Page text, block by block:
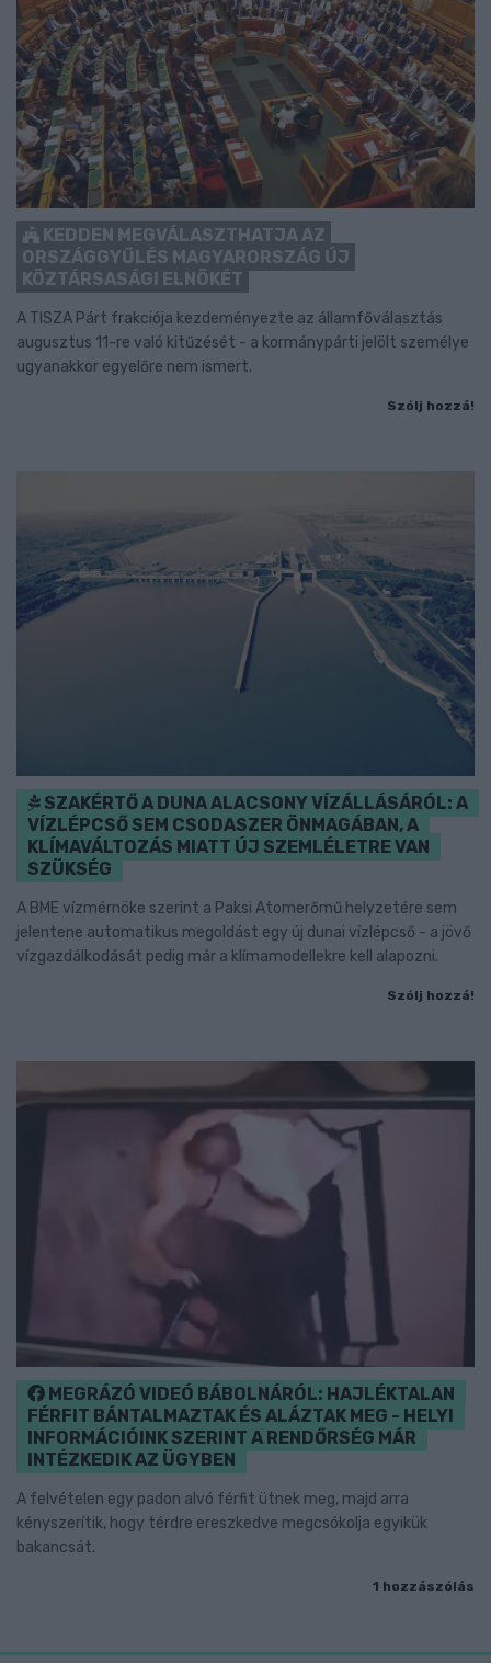
KEDDEN MEGVÁLASZTHATJA AZ
ORSZÁGGYŰLÉS MAGYARORSZÁG ÚJ
KÖZTÁRSASÁGI ELNÖKÉT
A TISZA Párt frakciója kezdeményezte az államfőválasztás
augusztus 11-re való kitűzését - a kormánypárti jelölt személye
ugyanakkor egyelőre nem ismert.
Szólj hozzá!
SZAKÉRTŐ A DUNA ALACSONY VÍZÁLLÁSÁRÓL: A
VÍZLÉPCSŐ SEM CSODASZER ÖNMAGÁBAN, A
KLÍMAVÁLTOZÁS MIATT ÚJ SZEMLÉLETRE VAN
SZÜKSÉG
A BME vízmérnöke szerint a Paksi Atomerőmű helyzetére sem
jelentene automatikus megoldást egy új dunai vízlépcső - a jövő
vízgazdálkodását pedig már a klímamodellekre kell alapozni.
Szólj hozzá!
MEGRÁZÓ VIDEÓ BÁBOLNÁRÓL: HAJLÉKTALAN
FÉRFIT BÁNTALMAZTAK ÉS ALÁZTAK MEG - HELYI
INFORMÁCIÓINK SZERINT A RENDŐRSÉG MÁR
INTÉZKEDIK AZ ÜGYBEN
A felvételen egy padon alvó férfit ütnek meg, majd arra
kényszerítik, hogy térdre ereszkedve megcsókolja egyikük
bakancsát.
1 hozzászólás